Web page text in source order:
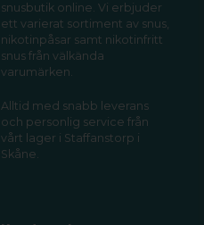
snusbutik online. Vi erbjuder
ett varierat sortiment av snus,
nikotinpåsar samt nikotinfritt
snus från välkända
varumärken.
Alltid med snabb leverans
och personlig service från
vårt lager i Staffanstorp i
Skåne.